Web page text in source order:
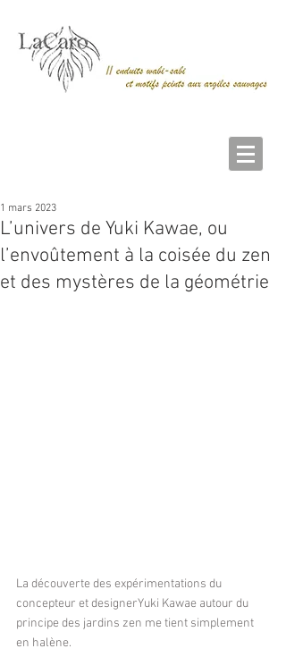
L’univers de Yuki Kawae, ou
l’envoûtement à la coisée du zen
et des mystères de la géométrie
1 mars 2023
La découverte des expérimentations du
concepteur et designerYuki Kawae autour du
principe des jardins zen me tient simplement
en halène.